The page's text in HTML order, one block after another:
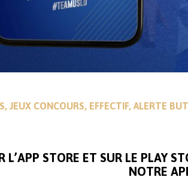
JEUX CONCOURS, EFFECTIF, ALERTE
L’APP STORE ET SUR LE PLAY
NOTRE